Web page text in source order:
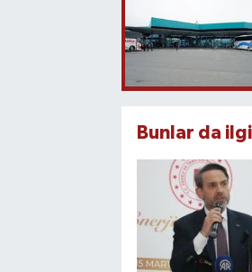
Bunlar da